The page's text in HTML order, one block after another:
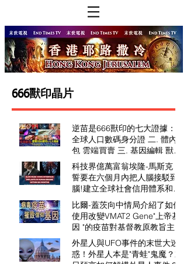
666獸印晶片
逆苗是666獸印的七大證據：一.
全球人口數碼身分證 二. 體內錢
包 雲端買賣 三. 基因編輯 獸的
肖像 四. 獸名路西法族類 五. 獸
名數目666 六. 專利基因改造人
奴隸 七. 額上或手上受印
科技界億萬富翁埃隆-馬斯克 :
誓要在六個月內把人腦接駁到電
腦!建立全球社會信用體系和蜂
巢思維技術?!
比爾-蓋茨向中情局介紹了如何
使用改變VMAT2 Gene"上帝基
因 "的疫苗對基督教原教旨主義
者、宗教 "狂熱者 "進行腦葉切
除？
外星人與UFO事件的末世大迷
惑！外星人本是"青蛙"鬼魔？末